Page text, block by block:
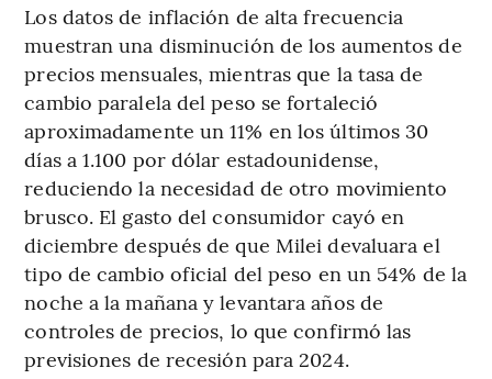
Los datos de inflación de alta frecuencia
muestran una disminución de los aumentos de
precios mensuales, mientras que la tasa de
cambio paralela del peso se fortaleció
aproximadamente un 11% en los últimos 30
días a 1.100 por dólar estadounidense,
reduciendo la necesidad de otro movimiento
brusco. El gasto del consumidor cayó en
diciembre después de que Milei devaluara el
tipo de cambio oficial del peso en un 54% de la
noche a la mañana y levantara años de
controles de precios, lo que confirmó las
previsiones de recesión para 2024.